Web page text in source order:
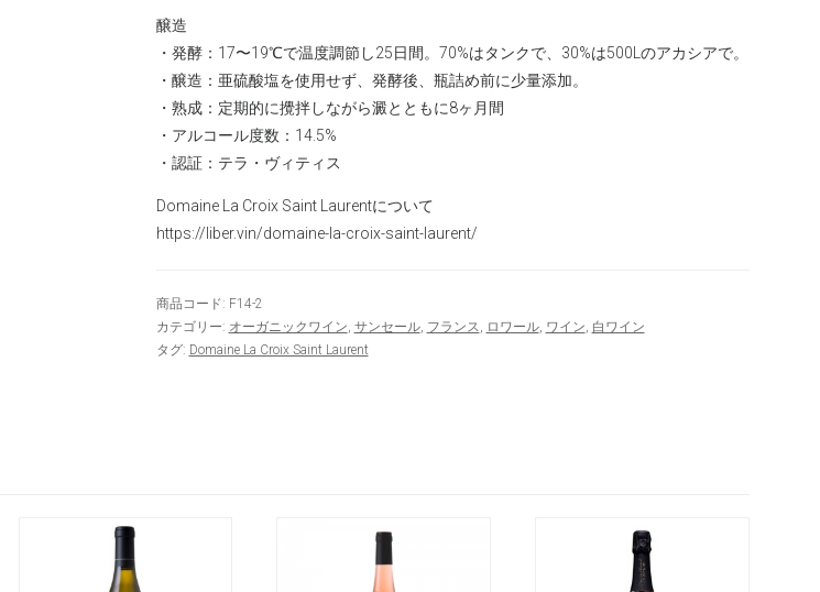
醸造
・発酵：17〜19℃で温度調節し25日間。70%はタンクで、30%は500Lのアカシアで。
・醸造：亜硫酸塩を使用せず、発酵後、瓶詰め前に少量添加。
・熟成：定期的に攪拌しながら澱とともに8ヶ月間
・アルコール度数：14.5%
・認証：テラ・ヴィティス
Domaine La Croix Saint Laurentについて
https://liber.vin/domaine-la-croix-saint-laurent/
商品コード: F14-2
カテゴリー: オーガニックワイン, サンセール, フランス, ロワール, ワイン, 白ワイン
タグ: Domaine La Croix Saint Laurent